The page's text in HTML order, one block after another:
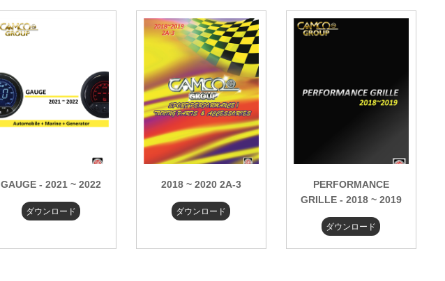
GAUGE - 2021 ~ 2022
ダウンロード
2018 ~ 2020 2A-3
ダウンロード
PERFORMANCE
GRILLE - 2018 ~ 2019
ダウンロード